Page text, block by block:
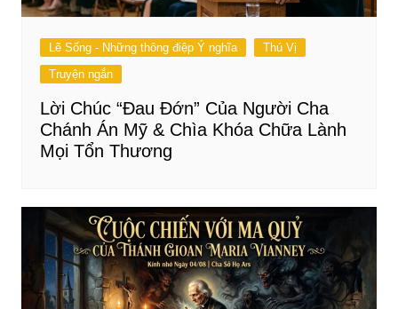
Lẽ Sống - Những thông điệp Ý nghĩa
Thú Vị
Truyện ngắn
Lời Chúc “Đau Đớn” Của Người Cha
Chánh Án Mỹ & Chìa Khóa Chữa Lành
Mọi Tổn Thương